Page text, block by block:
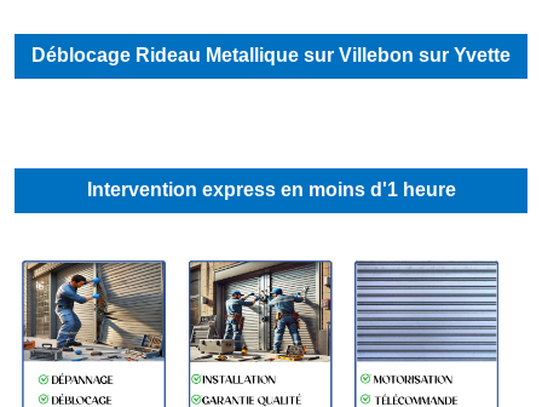
Déblocage Rideau Metallique sur Villebon sur Yvette
Intervention express en moins d'1 heure